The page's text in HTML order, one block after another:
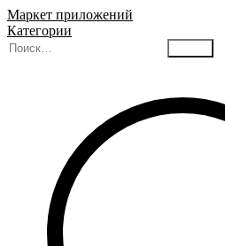
Маркет приложений
Категории